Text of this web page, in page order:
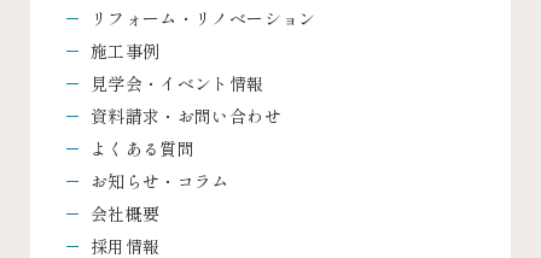
リフォーム・リノベーション
施工事例
見学会・イベント情報
資料請求・お問い合わせ
よくある質問
お知らせ・コラム
会社概要
採用情報